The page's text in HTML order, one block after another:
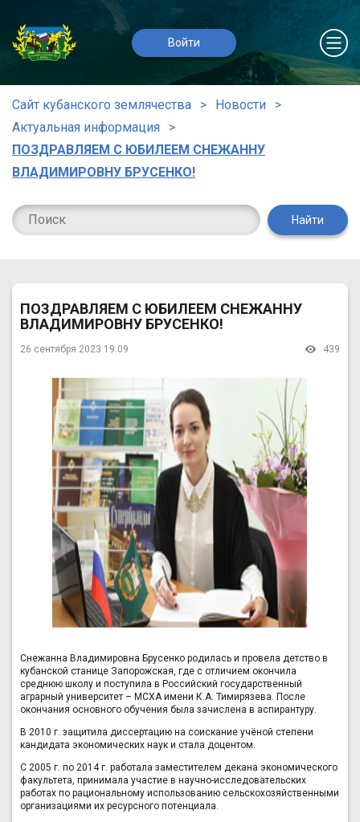
Войти
Сайт кубанского землячества
Новости
Актуальная информация
ПОЗДРАВЛЯЕМ С ЮБИЛЕЕМ СНЕЖАННУ
ВЛАДИМИРОВНУ БРУСЕНКО!
Найти
ПОЗДРАВЛЯЕМ С ЮБИЛЕЕМ СНЕЖАННУ
ВЛАДИМИРОВНУ БРУСЕНКО!
26 сентября 2023 19:09 439
Снежанна Владимировна Брусенко родилась и провела детство в
кубанской станице Запорожская, где с отличием окончила
среднюю школу и поступила в Российский государственный
аграрный университет – МСХА имени К.А. Тимирязева. После
окончания основного обучения была зачислена в аспирантуру.
В 2010 г. защитила диссертацию на соискание учёной степени
кандидата экономических наук и стала доцентом.
С 2005 г. по 2014 г. работала заместителем декана экономического
факультета, принимала участие в научно-исследовательских
работах по рациональному использованию сельскохозяйственными
организациями их ресурсного потенциала.